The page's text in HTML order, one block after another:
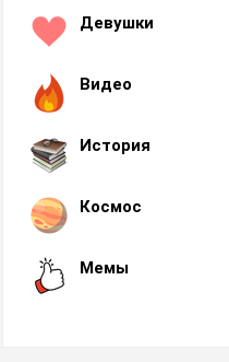
Девушки
Видео
История
Космос
Мемы